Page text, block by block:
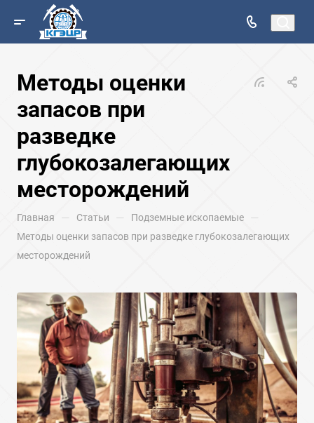
Методы оценки
запасов при
разведке
глубокозалегающих
месторождений
Главная — Статьи — Подземные ископаемые —
Методы оценки запасов при разведке глубокозалегающих
месторождений